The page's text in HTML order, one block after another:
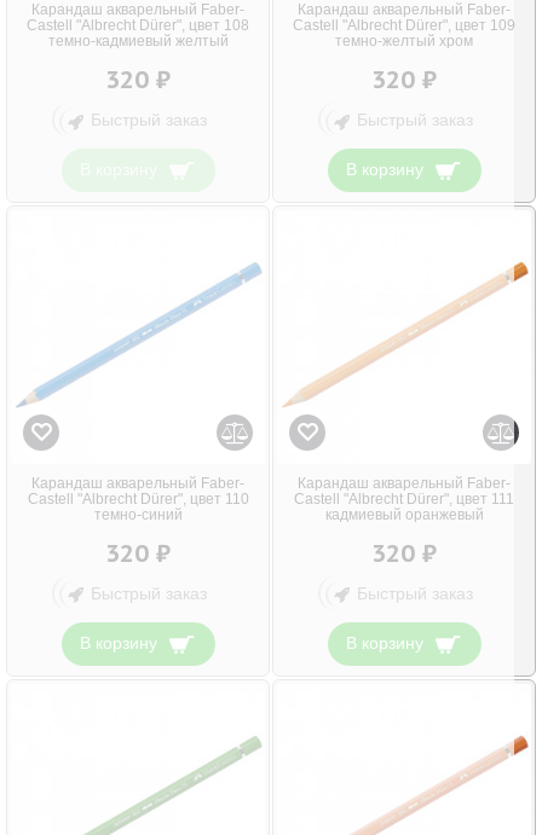
Карандаш акварельный Faber-
Castell "Albrecht Dürer", цвет 108
темно-кадмиевый желтый
320 ₽
Быстрый заказ
Карандаш акварельный Faber-
Castell "Albrecht Dürer", цвет 109
темно-желтый хром
320 ₽
Быстрый заказ
В корзину
Карандаш акварельный Faber-
Castell "Albrecht Dürer", цвет 110
темно-синий
320 ₽
Быстрый заказ
В корзину
Карандаш акварельный Faber-
Castell "Albrecht Dürer", цвет 111
кадмиевый оранжевый
320 ₽
Быстрый заказ
В корзину